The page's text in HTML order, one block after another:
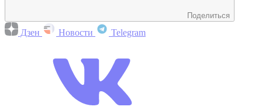
Поделиться
Дзен Новости Telegram